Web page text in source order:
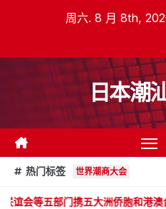
周六. 8 月 8th,
日本潮
热门标签 世界潮商大会
五大洲侨胞和港澳台同胞向全球潮